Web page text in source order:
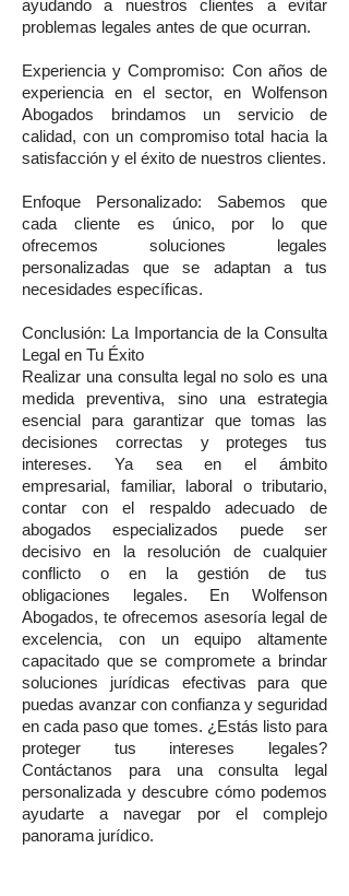
ayudando a nuestros clientes a evitar
problemas legales antes de que ocurran.
Experiencia y Compromiso: Con años de
experiencia en el sector, en Wolfenson
Abogados brindamos un servicio de
calidad, con un compromiso total hacia la
satisfacción y el éxito de nuestros clientes.
Enfoque Personalizado: Sabemos que
cada cliente es único, por lo que
ofrecemos soluciones legales
personalizadas que se adaptan a tus
necesidades específicas.
Conclusión: La Importancia de la Consulta
Legal en Tu Éxito
Realizar una consulta legal no solo es una
medida preventiva, sino una estrategia
esencial para garantizar que tomas las
decisiones correctas y proteges tus
intereses. Ya sea en el ámbito
empresarial, familiar, laboral o tributario,
contar con el respaldo adecuado de
abogados especializados puede ser
decisivo en la resolución de cualquier
conflicto o en la gestión de tus
obligaciones legales. En Wolfenson
Abogados, te ofrecemos asesoría legal de
excelencia, con un equipo altamente
capacitado que se compromete a brindar
soluciones jurídicas efectivas para que
puedas avanzar con confianza y seguridad
en cada paso que tomes. ¿Estás listo para
proteger tus intereses legales?
Contáctanos para una consulta legal
personalizada y descubre cómo podemos
ayudarte a navegar por el complejo
panorama jurídico.